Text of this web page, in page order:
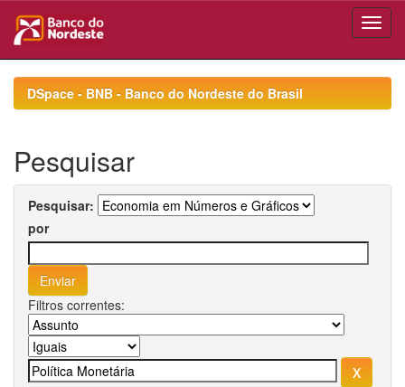
navigationDSpace - BNB - Banco do Nordeste do Brasil
Pesquisar
Pesquisar:
por
Filtros correntes: